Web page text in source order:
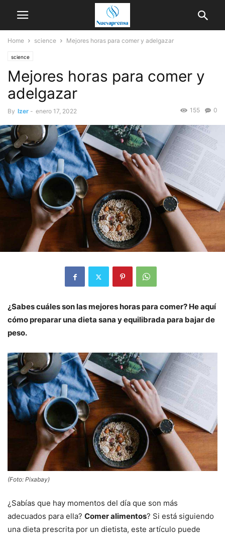
Home science Mejores horas para comer y adelgazar
science
Mejores horas para comer y
adelgazar
By Izer - enero 17, 2022 0
155
¿Sabes cuáles son las mejores horas para comer? He aquí
cómo preparar una dieta sana y equilibrada para bajar de
peso.
(Foto: Pixabay)
¿Sabías que hay momentos del día que son más
adecuados para ella? Comer alimentos? Si está siguiendo
una dieta prescrita por un dietista, este artículo puede